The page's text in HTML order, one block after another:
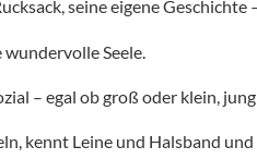
seine eigene
Seele.
– egal ob groß oder klein,
kennt Leine und Halsband